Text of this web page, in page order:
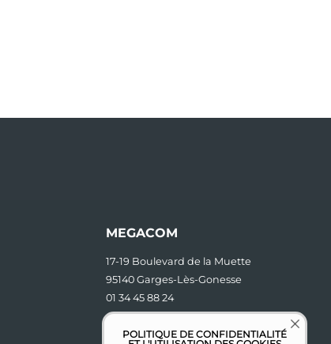
MEGACOM
17-19 Boulevard de la Muette
95140 Garges-Lès-Gonesse
01 34 45 88 24
contact [at] megacom.fr
POLITIQUE DE CONFIDENTIALITÉ